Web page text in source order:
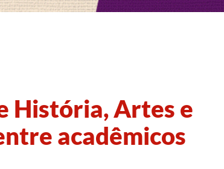
História, Artes e
acadêmicos